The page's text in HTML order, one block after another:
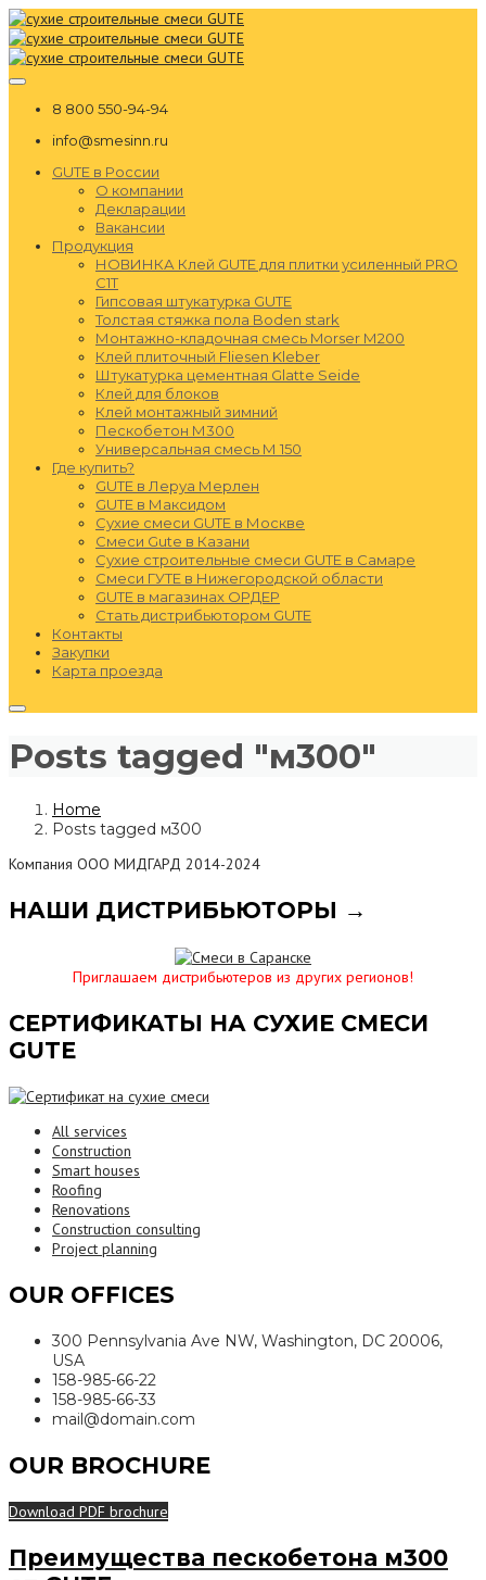
8 800 550-94-94
info@smesinn.ru
GUTE в России
О компании
Декларации
Вакансии
Продукция
НОВИНКА Клей GUTE для плитки усиленный PRO
C1T
Гипсовая штукатурка GUTE
Толстая стяжка пола Boden stark
Монтажно-кладочная смесь Morser М200
Клей плиточный Fliesen Kleber
Штукатурка цементная Glatte Seide
Клей для блоков
Клей монтажный зимний
Пескобетон М300
Универсальная смесь М 150
Где купить?
GUTE в Леруа Мерлен
GUTE в Максидом
Сухие смеси GUTE в Москве
Смеси Gute в Казани
Сухие строительные смеси GUTE в Самаре
Смеси ГУТЕ в Нижегородской области
GUTE в магазинах ОРДЕР
Стать дистрибьютором GUTE
Контакты
Закупки
Карта проезда
Posts tagged "м300"
Home
Posts tagged м300
Компания ООО МИДГАРД 2014-2024
НАШИ ДИСТРИБЬЮТОРЫ →
Приглашаем дистрибьютеров из других регионов!
СЕРТИФИКАТЫ НА СУХИЕ СМЕСИ
GUTE
All services
Construction
Smart houses
Roofing
Renovations
Construction consulting
Project planning
OUR OFFICES
300 Pennsylvania Ave NW, Washington, DC 20006,
USA
158-985-66-22
158-985-66-33
mail@domain.com
OUR BROCHURE
Download PDF brochure
Преимущества пескобетона м300